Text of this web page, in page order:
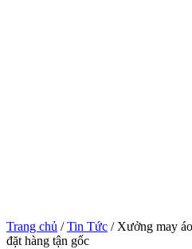
Trang chủ /Tin Tức / Xưởng may
đặt hàng tận gốc